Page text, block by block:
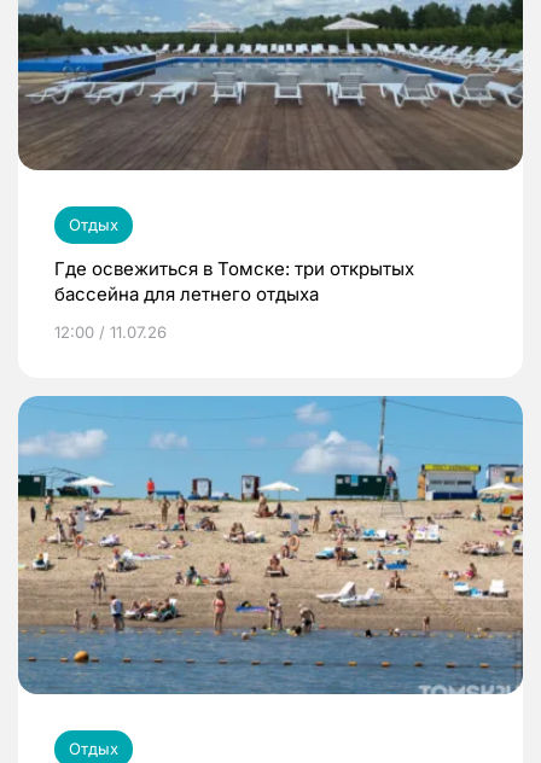
Отдых
Где освежиться в Томске: три открытых
бассейна для летнего отдыха
12:00 / 11.07.26
Отдых